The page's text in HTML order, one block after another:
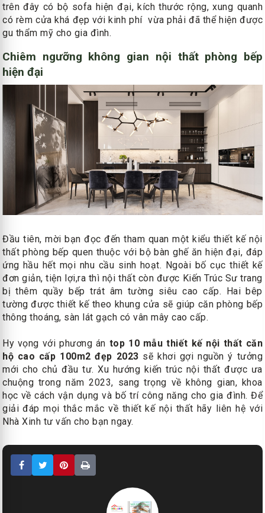
trên đây có bộ sofa hiện đại, kích thước rộng, xung quanh
có rèm cửa khá đẹp với kinh phí vừa phải đã thể hiện được
gu thẩm mỹ cho gia đình.
Chiêm ngưỡng không gian nội thất phòng bếp
hiện đại
Đầu tiên, mời bạn đọc đến tham quan một kiểu thiết kế nội
thất phòng bếp quen thuộc với bộ bàn ghế ăn hiện đại, đáp
ứng hầu hết mọi nhu cầu sinh hoạt. Ngoài bố cục thiết kế
đơn giản, tiện lợi,ra thì nội thất còn được Kiến Trúc Sư trang
bị thêm quầy bếp trát âm tường siêu cao cấp. Hai bêp
tường được thiết kế theo khung cửa sẽ giúp căn phòng bếp
thông thoáng, sàn lát gạch có vân mây cao cấp.
Hy vọng với phương án top 10 mẫu thiết kế nội thất căn
hộ cao cấp 100m2 đẹp 2023 sẽ khơi gợi nguồn ý tưởng
mới cho chủ đầu tư. Xu hướng kiến ​​trúc nội thất được ưa
chuộng trong năm 2023, sang trọng về không gian, khoa
học về cách vận dụng và bố trí công năng cho gia đình. Để
giải đáp mọi thắc mắc về thiết kế nội thất hãy liên hệ với
Nhà Xinh tư vấn cho bạn ngay.